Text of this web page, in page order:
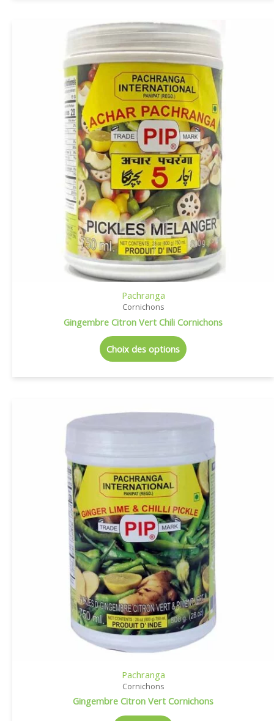
Pachranga
Cornichons
Gingembre Citron Vert Chili Cornichons
Choix des options
Pachranga
Cornichons
Gingembre Citron Vert Cornichons